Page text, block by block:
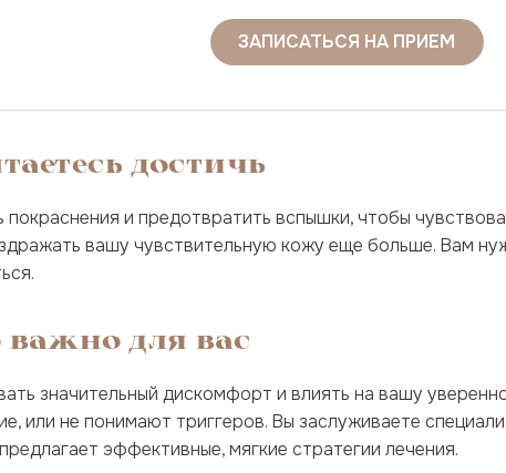
ЗАПИСАТЬСЯ НА ПРИЕМ
достичь
покраснения и предотвратить вспышки, чтобы
вашу чувствительную кожу еще больше. Вам
важно для вас
значительный дискомфорт и влиять на вашу
или не понимают триггеров. Вы заслуживаете
эффективные, мягкие стратегии лечения.